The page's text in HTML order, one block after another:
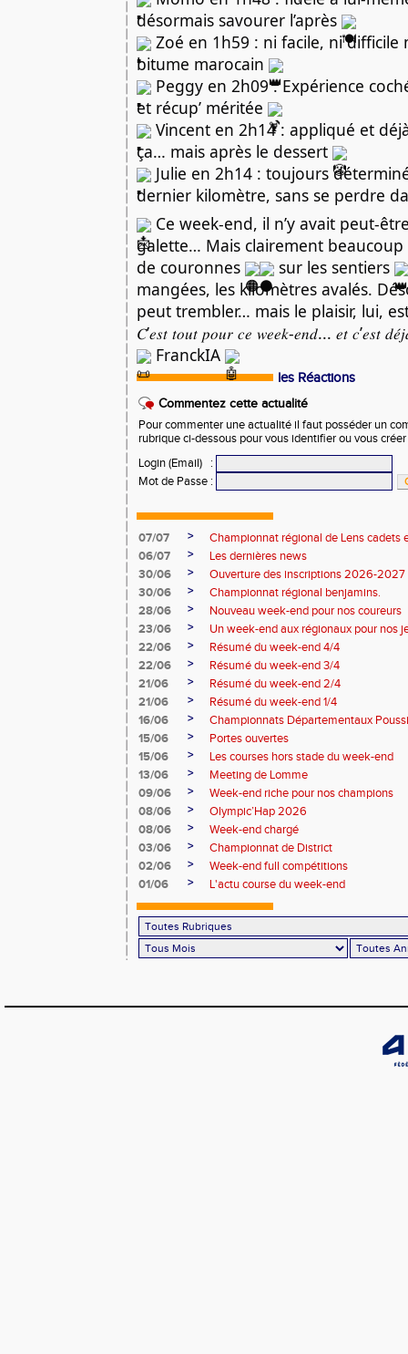
désormais savourer l’après
Zoé en 1h59 : ni facile, ni difficile
bitume marocain
Peggy en 2h09 : Expérience
et récup’ méritée
Vincent en 2h14 : appliqué et
ça… mais après le dessert
Julie en 2h14 : toujours
dernier kilomètre, sans se perdre
Ce week-end, il n’y avait peut-
galette… Mais clairement
de couronnes
sur les sentiers
mangées, les kilomètres avalés.
peut trembler… mais le plaisir, lui,
𝐶’𝑒𝑠𝑡 𝑡𝑜𝑢𝑡 𝑝𝑜𝑢𝑟 𝑐𝑒 𝑤𝑒𝑒𝑘-𝑒𝑛𝑑... 𝑒𝑡 𝑐’𝑒𝑠𝑡
FranckIA
les Réactions
Commentez cette actualité
Pour commenter une actualité il faut posséder un
rubrique ci-dessous pour vous identifier ou vous
Login (Email)
:
Mot de Passe :
07/07 >
Championnat régional de Lens cadets
06/07
>
Les dernières news
30/06
>
Ouverture des inscriptions 2026-2027
30/06
>
Championnat régional benjamins.
28/06
>
Nouveau week-end pour nos coureurs
23/06
>
Un week-end aux régionaux pour nos
22/06
>
Résumé du week-end 4/4
22/06
>
Résumé du week-end 3/4
21/06
>
Résumé du week-end 2/4
21/06
>
Résumé du week-end 1/4
16/06
>
Championnats Départementaux
15/06
>
Portes ouvertes
15/06
>
Les courses hors stade du week-end
13/06
>
Meeting de Lomme
09/06
>
Week-end riche pour nos champions
08/06
>
Olympic’Hap 2026
08/06
>
Week-end chargé
03/06
>
Championnat de District
02/06
>
Week-end full compétitions
01/06
> L'actu course du week-end